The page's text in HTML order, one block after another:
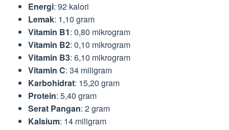
Energi: 92 kalori
Lemak: 1,10 gram
Vitamin B1: 0,80 mikrogram
Vitamin B2: 0,10 mikrogram
Vitamin B3: 6,10 mikrogram
Vitamin C: 34 miligram
Karbohidrat: 15,20 gram
Protein: 5,40 gram
Serat Pangan: 2 gram
Kalsium: 14 miligram